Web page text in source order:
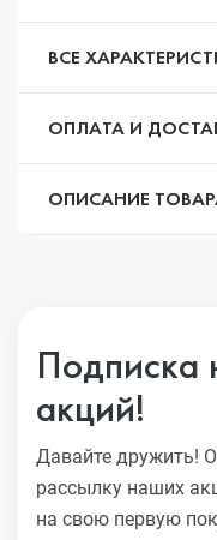
ВСЕ
ОПЛАТА И
ОПИСАНИЕ
Подписка
акций!
Давайте дружить!
рассылку наших
на свою первую